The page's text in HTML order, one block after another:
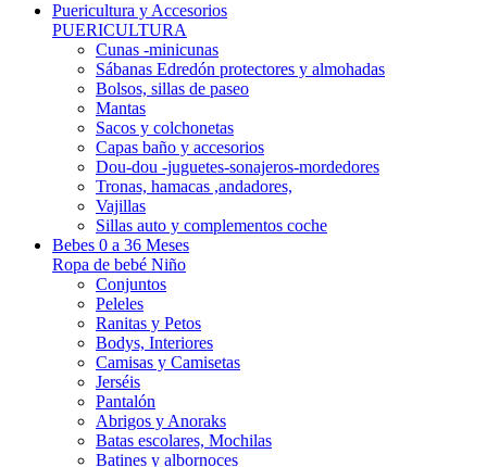
Puericultura y Accesorios
PUERICULTURA
Cunas -minicunas
Sábanas Edredón protectores y almohadas
Bolsos, sillas de paseo
Mantas
Sacos y colchonetas
Capas baño y accesorios
Dou-dou -juguetes-sonajeros-mordedores
Tronas, hamacas ,andadores,
Vajillas
Sillas auto y complementos coche
Bebes 0 a 36 Meses
Ropa de bebé Niño
Conjuntos
Peleles
Ranitas y Petos
Bodys, Interiores
Camisas y Camisetas
Jerséis
Pantalón
Abrigos y Anoraks
Batas escolares, Mochilas
Batines y albornoces